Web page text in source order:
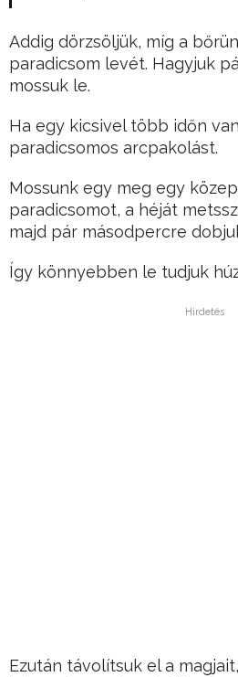
Addig dörzsöljük, míg a
paradicsom levét. Hagyjuk
mossuk le.
Ha egy kicsivel több időn
paradicsomos arcpakolást.
Mossunk egy meg egy
paradicsomot, a héját
majd pár másodpercre
Így könnyebben le tudjuk
Hirdetés
Ezután távolítsuk el a